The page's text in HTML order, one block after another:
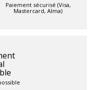
Paiement sécurisé (Visa,
Mastercard, Alma)